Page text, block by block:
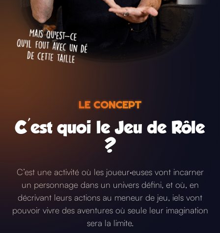
LE CONCEPT
C'est quoi le Jeu de Rôle
?
C’est une activité où les joueur·euses vont incarner
un personnage dans un univers défini, et où, en
décrivant leurs actions au meneur de jeu, iels vont
pouvoir vivre des aventures où seule leur imagination
sera la limite.